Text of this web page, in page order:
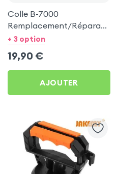
Colle B-7000
Remplacement/Réparation
LCD, Vitre et Châssis - 110
+ 3 option
19,90 €
AJOUTER